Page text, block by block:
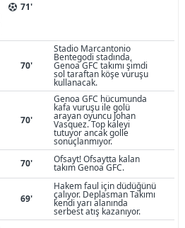
71'
70'
Stadio Marcantonio
Bentegodi stadında,
Genoa GFC takımı şimdi
sol taraftan köşe vuruşu
kullanacak.
70'
Genoa GFC hücumunda
kafa vuruşu ile golü
arayan oyuncu Johan
Vasquez. Top kaleyi
tutuyor ancak golle
sonuçlanmıyor.
70'
Ofsayt! Ofsaytta kalan
takım Genoa GFC.
69'
Hakem faul için düdüğünü
çalıyor. Deplasman Takımı
kendi yarı alanında
serbest atış kazanıyor.